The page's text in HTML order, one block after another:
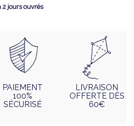
2 jours ouvrés
PAIEMENT
100%
SÉCURISÉ
LIVRAISON
OFFERTE DÈS
60€